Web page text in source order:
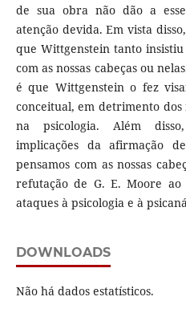
de sua obra não dão a
atenção devida. Em vista
que Wittgenstein tanto
com as nossas cabeças ou
é que Wittgenstein o fez
conceitual, em detrimento
na psicologia. Além
implicações da afirmação
pensamos com as nossas
refutação de G. E. Moore ao
ataques à psicologia e à
DOWNLOADS
Não há dados estatísticos.